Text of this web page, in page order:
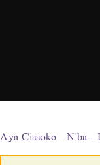
Aya Cissoko - N'ba -